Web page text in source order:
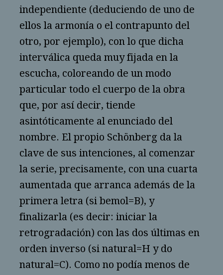
independiente (deduciendo de uno de
ellos la armonía o el contrapunto del
otro, por ejemplo), con lo que dicha
interválica queda muy fijada en la
escucha, coloreando de un modo
particular todo el cuerpo de la obra
que, por así decir, tiende
asintóticamente al enunciado del
nombre. El propio Schönberg da la
clave de sus intenciones, al comenzar
la serie, precisamente, con una cuarta
aumentada que arranca además de la
primera letra (si bemol=B), y
finalizarla (es decir: iniciar la
retrogradación) con las dos últimas en
orden inverso (si natural=H y do
natural=C). Como no podía menos de